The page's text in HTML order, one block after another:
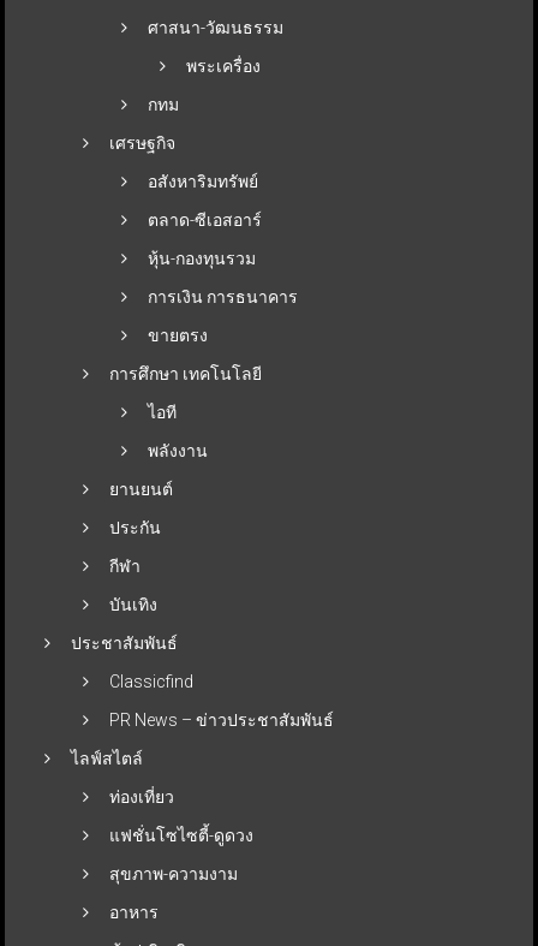
ศาสนา-วัฒนธรรม
พระเครื่อง
กทม
เศรษฐกิจ
อสังหาริมทรัพย์
ตลาด-ซีเอสอาร์
หุ้น-กองทุนรวม
การเงิน การธนาคาร
ขายตรง
การศึกษา เทคโนโลยี
ไอที
พลังงาน
ยานยนต์
ประกัน
กีฬา
บันเทิง
ประชาสัมพันธ์
Classicfind
PR News – ข่าวประชาสัมพันธ์
ไลฟ์สไตล์
ท่องเที่ยว
แฟชั่นโซไซตี้-ดูดวง
สุขภาพ-ความงาม
อาหาร